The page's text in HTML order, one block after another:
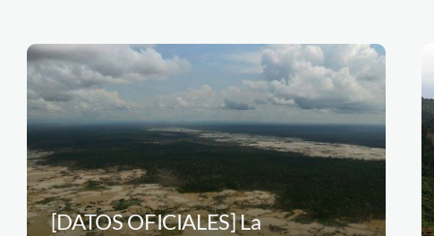
[DATOS OFICIALES] La